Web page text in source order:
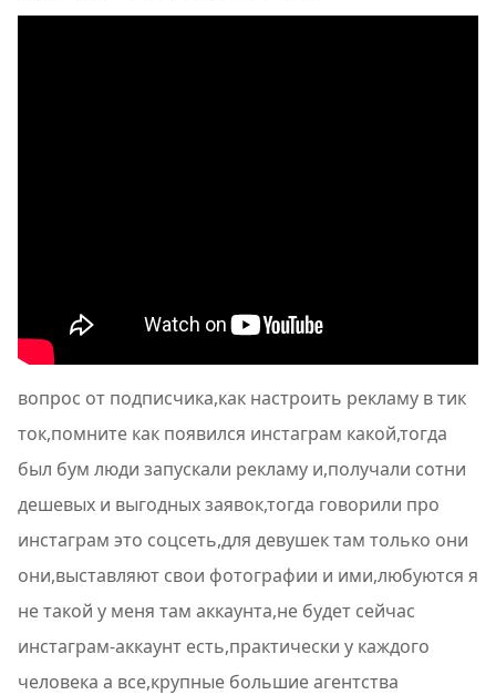
вопрос от подписчика,как настроить рекламу в тик
ток,помните как появился инстаграм какой,тогда
был бум люди запускали рекламу и,получали сотни
дешевых и выгодных заявок,тогда говорили про
инстаграм это соцсеть,для девушек там только они
они,выставляют свои фотографии и ими,любуются я
не такой у меня там аккаунта,не будет сейчас
инстаграм-аккаунт есть,практически у каждого
человека а все,крупные большие агентства